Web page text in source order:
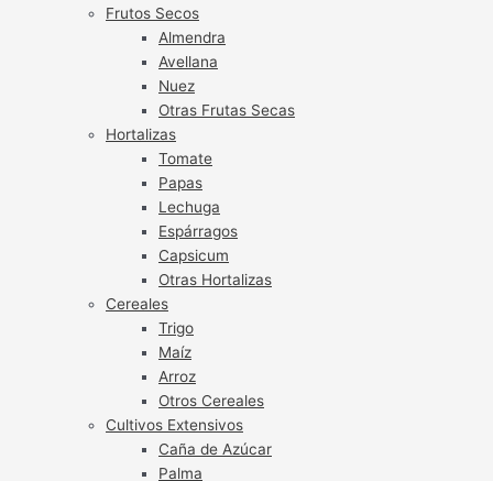
Frutos Secos
Almendra
Avellana
Nuez
Otras Frutas Secas
Hortalizas
Tomate
Papas
Lechuga
Espárragos
Capsicum
Otras Hortalizas
Cereales
Trigo
Maíz
Arroz
Otros Cereales
Cultivos Extensivos
Caña de Azúcar
Palma